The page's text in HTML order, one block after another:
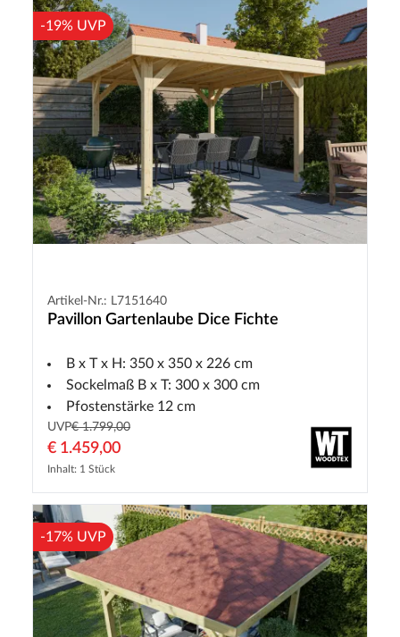
-19% UVP
Artikel-Nr.: L7151640
Pavillon Gartenlaube Dice Fichte
B x T x H: 350 x 350 x 226 cm
Sockelmaß B x T: 300 x 300 cm
Pfostenstärke 12 cm
UVP€ 1.799,00
€ 1.459,00
Inhalt: 1 Stück
-17% UVP